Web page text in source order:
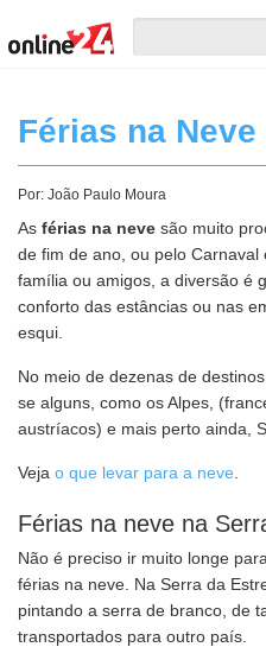
Férias na Neve
Por: João Paulo Moura
As férias na neve são muito
de fim de ano, ou pelo Carnaval
família ou amigos, a diversão é
conforto das estâncias ou nas
esqui.
No meio de dezenas de
se alguns, como os Alpes,
austríacos) e mais perto ainda,
Veja o que levar para a neve
Férias na neve na
Não é preciso ir muito longe
férias na neve. Na Serra da
pintando a serra de branco, de
transportados para outro país.